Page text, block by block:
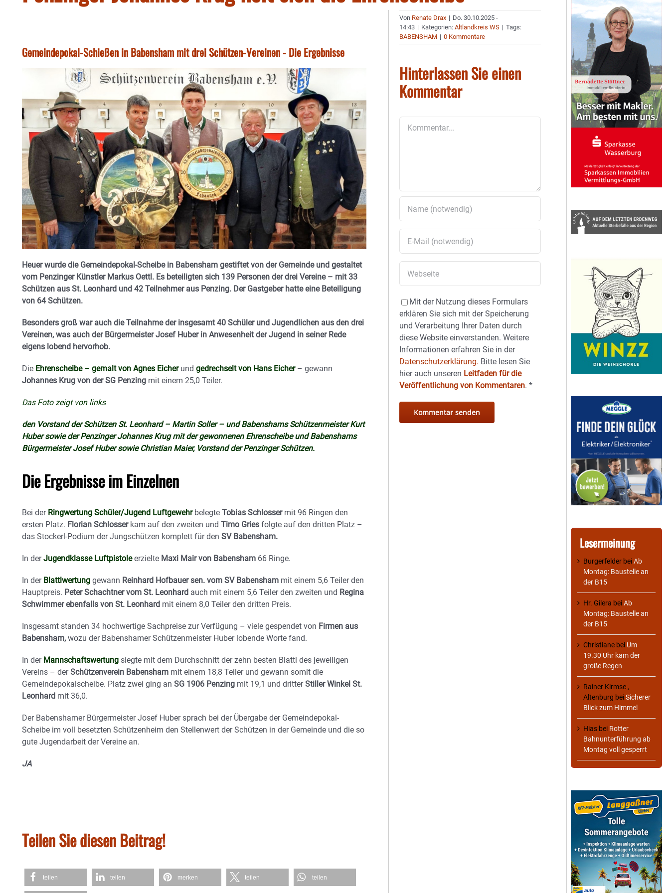
Gemeindepokal-Schießen in Babensham mit drei Schützen-Vereinen - Die Ergebnisse
Heuer wurde die Gemeindepokal-Scheibe in Babensham gestiftet von der Gemeinde und gestaltet
vom Penzinger Künstler Markus Oettl. Es beteiligten sich 139 Personen der drei Vereine – mit 33
Schützen aus St. Leonhard und 42 Teilnehmer aus Penzing. Der Gastgeber hatte eine Beteiligung
von 64 Schützen.
Besonders groß war auch die Teilnahme der insgesamt 40 Schüler und Jugendlichen aus den drei
Vereinen, was auch der Bürgermeister Josef Huber in Anwesenheit der Jugend in seiner Rede
eigens lobend hervorhob.
Die Ehrenscheibe – gemalt von Agnes Eicher und gedrechselt von Hans Eicher– gewann
Johannes Krug von der SG Penzing mit einem 25,0 Teiler.
Das Foto zeigt von links
den Vorstand der Schützen St. Leonhard – Martin Soller – und Babenshams Schützenmeister Kurt
Huber sowie der Penzinger Johannes Krug mit der gewonnenen Ehrenscheibe und Babenshams
Bürgermeister Josef Huber sowie Christian Maier, Vorstand der Penzinger Schützen.
Die Ergebnisse im Einzelnen
Bei der Ringwertung Schüler/Jugend Luftgewehrbelegte Tobias Schlossermit 96 Ringen den
ersten Platz. Florian Schlosserkam auf den zweiten und Timo Gries folgte auf den dritten Platz –
das Stockerl-Podium der Jungschützen komplett für den SV Babensham.
In derJugendklasse Luftpistoleerzielte Maxi Mair von Babensham 66 Ringe.
In der Blattlwertung gewann Reinhard Hofbauer sen. vom SV Babensham mit einem 5,6 Teiler den
Hauptpreis. Peter Schachtner vom St. Leonhard auch mit einem 5,6 Teiler den zweiten und Regina
Schwimmer ebenfalls von St. Leonhard mit einem 8,0 Teiler den dritten Preis.
Insgesamt standen 34 hochwertige Sachpreise zur Verfügung – viele gespendet von Firmen aus
Babensham, wozu der Babenshamer Schützenmeister Huber lobende Worte fand.
In der Mannschaftswertung siegte mit dem Durchschnitt der zehn besten Blattl des jeweiligen
Vereins – derSchützenverein Babensham mit einem 18,8 Teiler und gewann somit die
Gemeindepokalscheibe. Platz zwei ging an SG 1906 Penzing mit 19,1 und dritterStiller Winkel St.
Leonhard mit 36,0.
Der Babenshamer Bürgermeister Josef Huber sprach bei der Übergabe der Gemeindepokal-
Scheibe im voll besetzten Schützenheim den Stellenwert der Schützen in der Gemeinde und die so
gute Jugendarbeit der Vereine an.
JA
Teilen Sie diesen Beitrag!
teilen teilen merken teilen teilen
Von Renate Drax | Do. 30.10.2025 -
14:43 | Kategorien:Altlandkreis WS | Tags:
BABENSHAM | 0 Kommentare
Hinterlassen Sie einen
Kommentar
Mit der Nutzung dieses Formulars
erklären Sie sich mit der Speicherung
und Verarbeitung Ihrer Daten durch
diese Website einverstanden. Weitere
Informationen erfahren Sie in der
Datenschutzerklärung. Bitte lesen Sie
hier auch unseren Leitfaden für die
Veröffentlichung von Kommentaren.*
Lesermeinung
Burgerfelder beiAb
Montag: Baustelle an
der B15
Hr. Gilera beiAb
Montag: Baustelle an
der B15
Christiane bei Um
19.30 Uhr kam der
große Regen
Rainer Kirmse ,
Altenburg beiSicherer
Blick zum Himmel
Hias bei Rotter
Bahnunterführung ab
Montag voll gesperrt